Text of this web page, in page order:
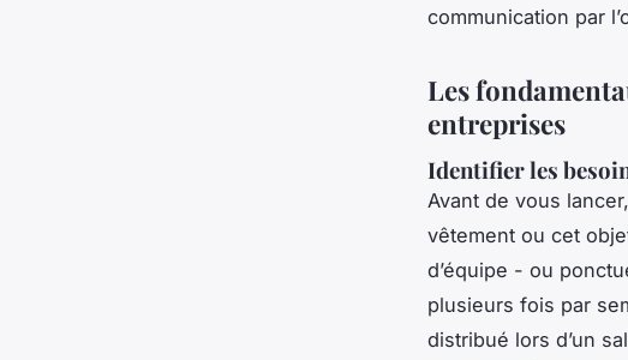
communication par
Les
entreprises
Identifier les
Avant de vous
vêtement ou cet
d’équipe - ou
plusieurs fois par
distribué lors d’un